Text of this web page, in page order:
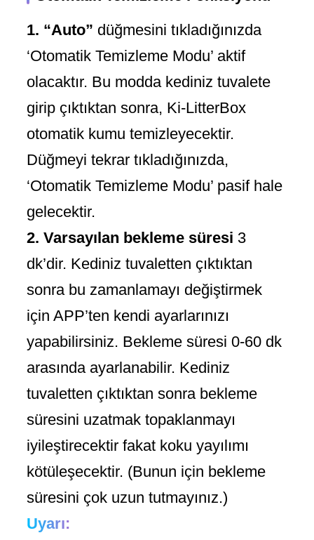
1. “Auto” düğmesini tıkladığınızda
‘Otomatik Temizleme Modu’ aktif
olacaktır. Bu modda kediniz tuvalete
girip çıktıktan sonra, Ki-LitterBox
otomatik kumu temizleyecektir.
Düğmeyi tekrar tıkladığınızda,
‘Otomatik Temizleme Modu’ pasif hale
gelecektir.
2. Varsayılan bekleme süresi 3
dk’dir. Kediniz tuvaletten çıktıktan
sonra bu zamanlamayı değiştirmek
için APP’ten kendi ayarlarınızı
yapabilirsiniz. Bekleme süresi 0-60 dk
arasında ayarlanabilir. Kediniz
tuvaletten çıktıktan sonra bekleme
süresini uzatmak topaklanmayı
iyileştirecektir fakat koku yayılımı
kötüleşecektir. (Bunun için bekleme
süresini çok uzun tutmayınız.)
Uyarı: